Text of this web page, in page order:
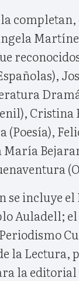
Cristina
(Poesía),
María
se incluye
Auladell;
la Lectura,
la editorial